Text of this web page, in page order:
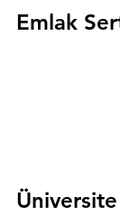
Emlak